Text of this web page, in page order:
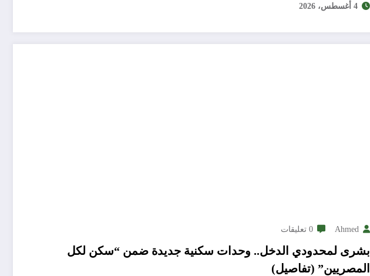
4 أغسطس، 2026
Ahmed 0 تعليقات
بشرى لمحدودي الدخل.. وحدات سكنية جديدة ضمن “سكن لكل
المصريين” (تفاصيل)